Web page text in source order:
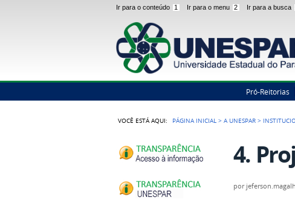
Ir para o conteúdo 1 Ir para o menu 2 Ir para a busca
Pró-Reitorias
VOCÊ ESTÁ AQUI: PÁGINA INICIAL >A UNESPAR >
4.
por